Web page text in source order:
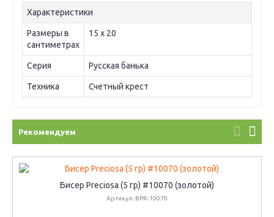
Характеристики
Размеры в
сантиметрах
15 х 20
Серия Русская банька
Техника Счетный крест
Рекомендуем
Бисер Preciosa (5 гр) #10070 (золотой)
Артикул: BPR-10070